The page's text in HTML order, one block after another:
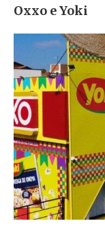
Oxxo e Yoki